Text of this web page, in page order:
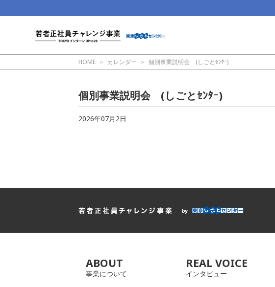
HOME カレンダー 個別事業説明会 (しごとｾﾝﾀｰ)
個別事業説明会 (しごとｾﾝﾀｰ)
2026年07月2日
ABOUT
事業について
REAL VOICE
インタビュー